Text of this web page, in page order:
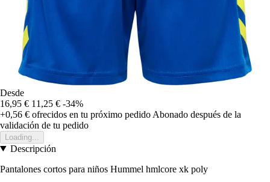
Desde
16,95 € 11,25 € -34%
+0,56 € ofrecidos en tu próximo pedido Abonado después de la
validación de tu pedido
Loading...
Descripción
Pantalones cortos para niños Hummel hmlcore xk poly